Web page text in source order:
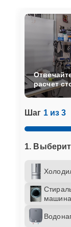
Шаг 1 из 3
1.
машина
расчет